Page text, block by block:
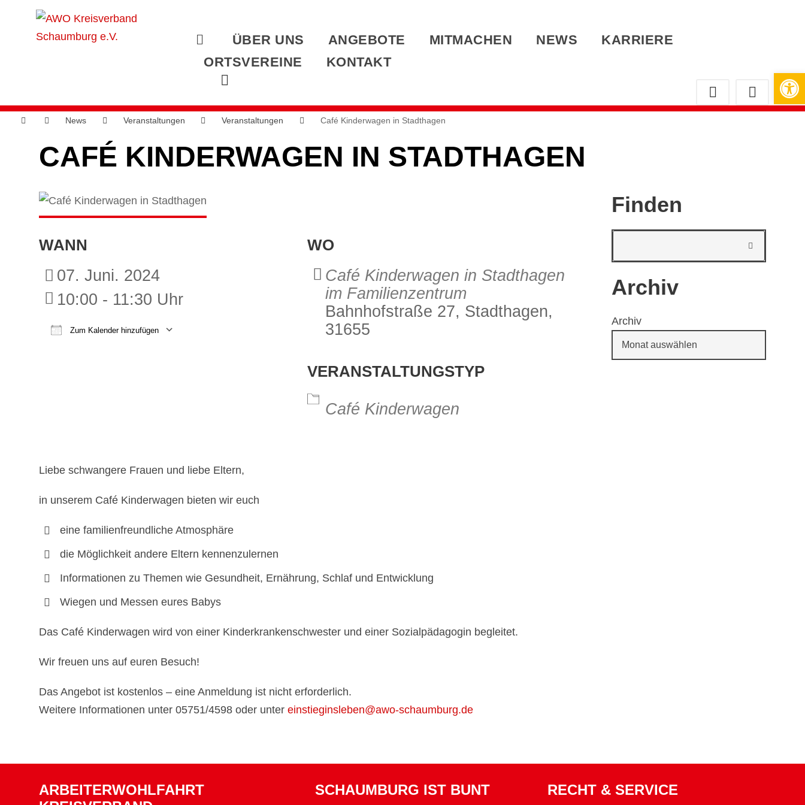
ÜBER UNS ANGEBOTE MITMACHEN NEWS
KARRIERE
ORTSVEREINE
KONTAKT
News Veranstaltungen Veranstaltungen Café Kinderwagen in Stadthagen
CAFÉ KINDERWAGEN IN STADTHAGEN
WANN
07. Juni. 2024
10:00 - 11:30 Uhr
Zum Kalender hinzufügen
Outlook Live
WO
Café Kinderwagen in Stadthagen
im Familienzentrum
Bahnhofstraße 27, Stadthagen,
31655
VERANSTALTUNGSTYP
Café Kinderwagen
Liebe schwangere Frauen und liebe Eltern,
in unserem Café Kinderwagen bieten wir euch
eine familienfreundliche Atmosphäre
die Möglichkeit andere Eltern kennenzulernen
Informationen zu Themen wie Gesundheit, Ernährung, Schlaf und Entwicklung
Wiegen und Messen eures Babys
Das Café Kinderwagen wird von einer Kinderkrankenschwester und einer Sozialpädagogin begleitet.
Wir freuen uns auf euren Besuch!
Das Angebot ist kostenlos – eine Anmeldung ist nicht erforderlich.
Weitere Informationen unter 05751/4598 oder unter einstieginsleben@awo-schaumburg.de
Finden
Archiv
Archiv
ARBEITERWOHLFAHRT
SCHAUMBURG IST BUNT RECHT & SERVICE
Werkzeugleiste öffnen